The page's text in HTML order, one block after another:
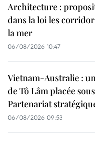
Architecture :
dans la loi les
la mer
06/08/2026 10:47
Vietnam-Australie :
de Tô Lâm placée
Partenariat
06/08/2026 09:53